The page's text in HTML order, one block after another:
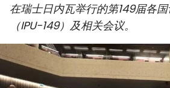
环保
在瑞士日内瓦举行的第149届各
（IPU-149）及相关会议。